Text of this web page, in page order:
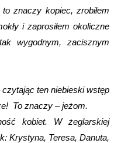
znaczy kopiec, zrobiłem
i zaprosiłem okoliczne
wygodnym, zacisznym
ten niebieski wstęp
To znaczy – jeżom.
kobiet. W żeglarskiej
Krystyna, Teresa, Danuta,